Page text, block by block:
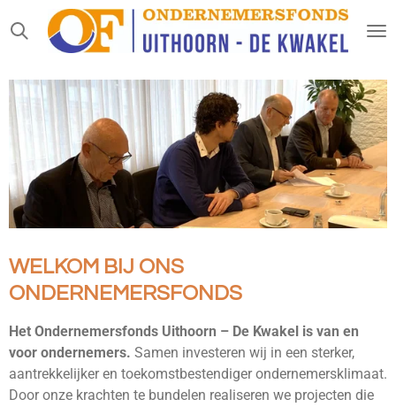
Ga
direct
de
hoofdinhoud
WELKOM BIJ ONS
ONDERNEMERSFONDS
Het Ondernemersfonds Uithoorn – De Kwakel is van en
voor ondernemers. Samen investeren wij in een sterker,
aantrekkelijker en toekomstbestendiger ondernemersklimaat.
Door onze krachten te bundelen realiseren we projecten die